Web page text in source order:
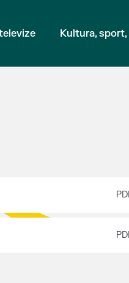
Kultura,